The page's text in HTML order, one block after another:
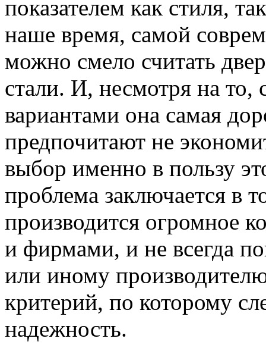
показателем как стиля,
наше время, самой
можно смело считать
стали. И, несмотря на то,
вариантами она самая
предпочитают не
выбор именно в пользу
проблема заключается в
производится огромное
и фирмами, и не всегда
или иному
критерий, по которому
надежность.